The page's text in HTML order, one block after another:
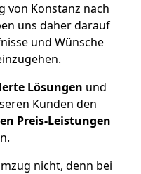
von Konstanz nach
uns daher darauf
und Wünsche
Lösungen und
Kunden den
Preis-Leistungen
nicht, denn bei